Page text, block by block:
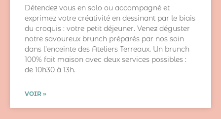
Détendez vous en solo ou accompagné et
exprimez votre créativité en dessinant par le biais
du croquis : votre petit déjeuner. Venez déguster
notre savoureux brunch préparés par nos soin
dans l’enceinte des Ateliers Terreaux. Un brunch
100% fait maison avec deux services possibles :
de 10h30 à 13h.
VOIR »